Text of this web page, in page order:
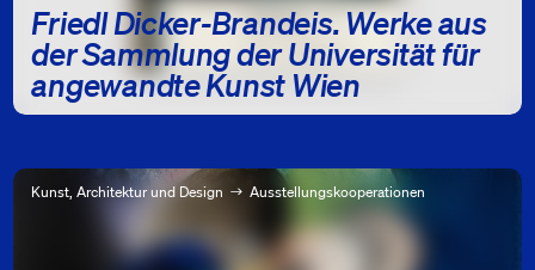
Friedl Dicker-Brandeis. Werke aus
der Sammlung der Universität für
angewandte Kunst Wien
Kunst, Architektur und Design Ausstellungskooperationen